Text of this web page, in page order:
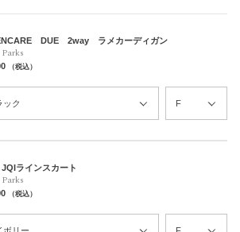
DUE 2way ラメカーディガン
（税込）
JQIラインスカート
（税込）